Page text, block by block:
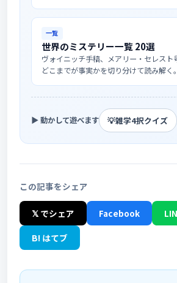
一覧
世界のミステリー一覧 20選
ヴォイニッチ手稿、メアリー・セレスト
どこまでが事実かを切り分けて読み解く。
▶ 動かして遊べます 💡雑学4択クイズ
この記事をシェア
𝕏 でシェア Facebook
B! はてブ